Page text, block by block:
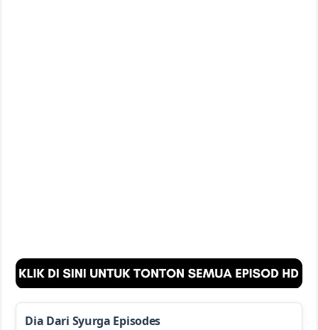
Dia Dari Syurga Episodes